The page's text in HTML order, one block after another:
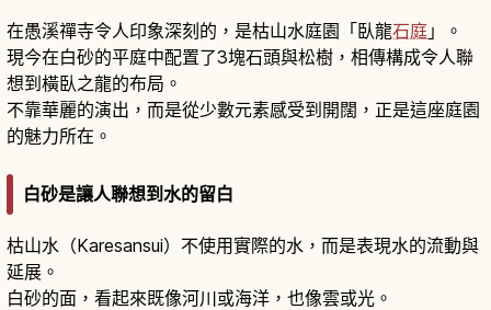
在愚溪禪寺令人印象深刻的，是枯山水庭園「臥龍石庭 」。
現今在白砂的平庭中配置了3塊石頭與松樹，相傳構成令人聯
想到橫臥之龍的布局。
不靠華麗的演出，而是從少數元素感受到開闊，正是這座庭園
的魅力所在。
白砂是讓人聯想到水的留白
枯山水（Karesansui）不使用實際的水，而是表現水的流動與
延展。
白砂的面，看起來既像河川或海洋，也像雲或光。